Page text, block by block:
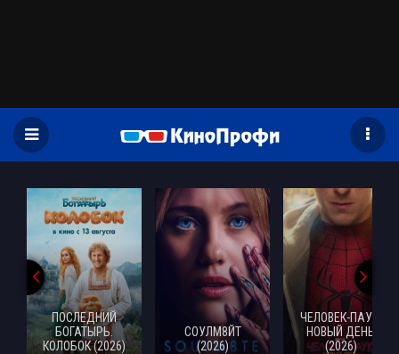
ПОСЛЕДНИЙ
БОГАТЫРЬ.
КОЛОБОК (2026)
СОУЛМ8ЙТ
(2026)
ЧЕЛОВЕК-ПАУК:
НОВЫЙ ДЕНЬ
(2026)